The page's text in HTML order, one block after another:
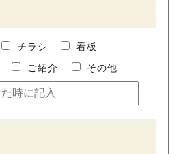
チラシ
看板
ご紹介 その他